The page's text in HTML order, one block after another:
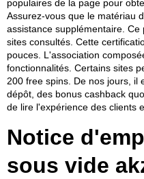
populaires de la page pour
Assurez-vous que le matériau
assistance supplémentaire.
sites consultés. Cette
pouces. L'association
fonctionnalités. Certains sites
200 free spins. De nos jours, il
dépôt, des bonus cashback
de lire l'expérience des clients
Notice
sous vide